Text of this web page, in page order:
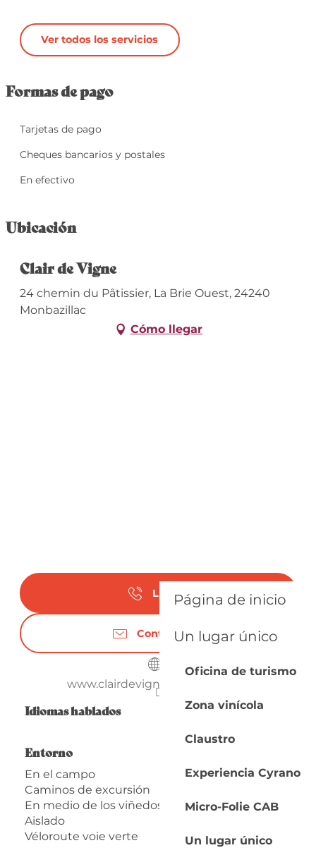
Página de inicio
Un lugar único
Oficina de turismo
Zona vinícola
Claustro
Experiencia Cyrano
Micro-Folie CAB
Un lugar único
Ver todos los servicios
Formas de pago
Tarjetas de pago
Cheques bancarios y postales
En efectivo
Ubicación
Clair de Vigne
24 chemin du Pâtissier, La Brie Ouest, 24240
Monbazillac
Cómo llegar
Llamar
Contáctenos
www.clairdevigne-monbazillac.fr
Idiomas hablados
Idiomas hablados
Entorno
Entorno
En el campo
Caminos de excursión
En medio de los viñedos
Aislado
Véloroute voie verte